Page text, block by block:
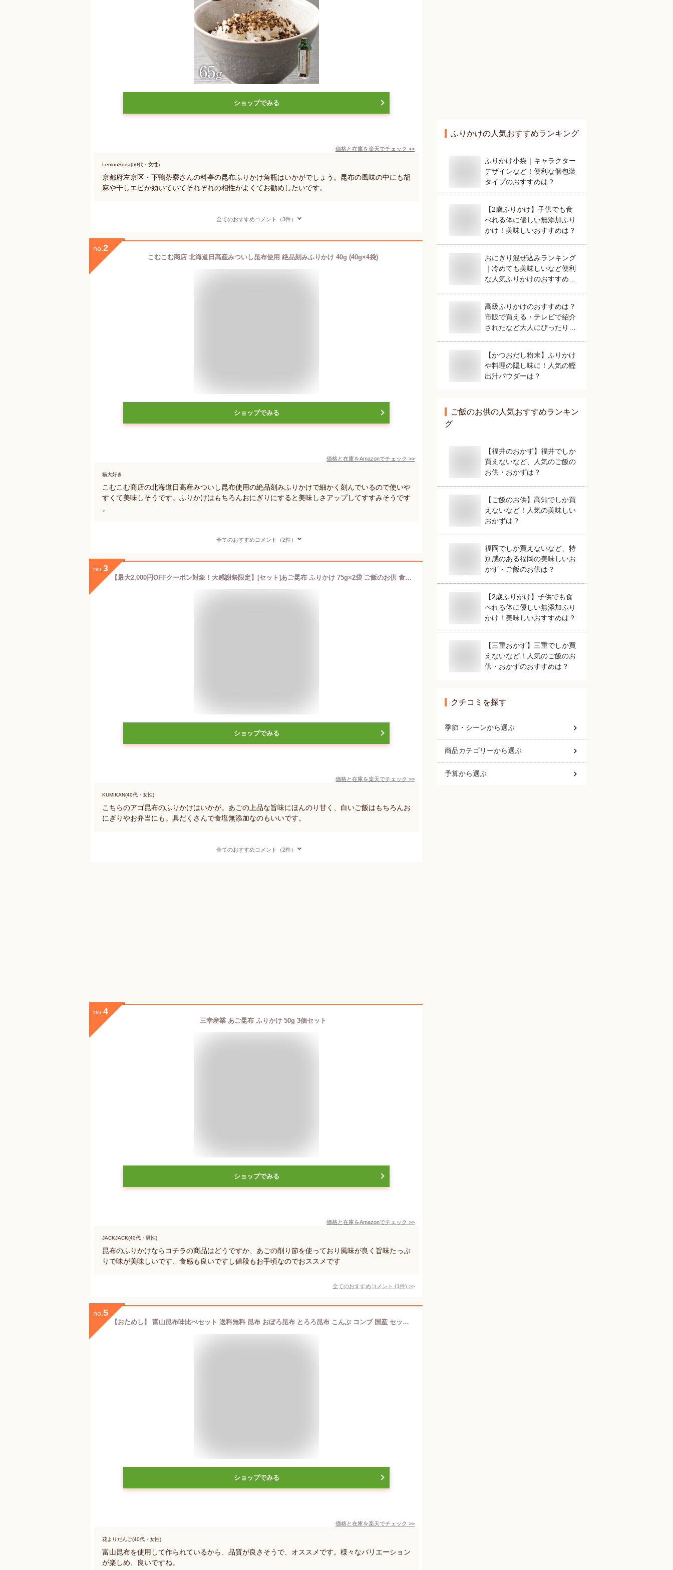
ショップでみる
価格と在庫を楽天でチェック >>
LemonSoda(50代・女性)
京都府左京区・下鴨茶寮さんの料亭の昆布ふりかけ角瓶はいかがでしょう。昆布の風味の中にも胡
麻や干しエビが効いていてそれぞれの相性がよくてお勧めしたいです。
全てのおすすめコメント（3件）
no. 2
こむこむ商店 北海道日高産みついし昆布使用 絶品刻みふりかけ 40g (40g×4袋)
ショップでみる
価格と在庫をAmazonでチェック >>
猫大好き
こむこむ商店の北海道日高産みついし昆布使用の絶品刻みふりかけで細かく刻んでいるので使いや
すくて美味しそうです。ふりかけはもちろんおにぎりにすると美味しさアップしてすすみそうです
。
全てのおすすめコメント（2件）
no. 3
【最大2,000円OFFクーポン対象！大感謝祭限定】[セット]あご昆布 ふりかけ 75g×2袋 ご飯のお供 食塩無添加【家計応援セール】
ショップでみる
価格と在庫を楽天でチェック >>
KUMIKAN(40代・女性)
こちらのアゴ昆布のふりかけはいかが。あごの上品な旨味にほんのり甘く、白いご飯はもちろんお
にぎりやお弁当にも。具だくさんで食塩無添加なのもいいです。
全てのおすすめコメント（2件）
no. 4
三幸産業 あご昆布 ふりかけ 50g 3個セット
ショップでみる
価格と在庫をAmazonでチェック >>
JACKJACK(40代・男性)
昆布のふりかけならコチラの商品はどうですか、あごの削り節を使っており風味が良く旨味たっぷ
りで味が美味しいです、食感も良いですし値段もお手頃なのでおススメです
全てのおすすめコメント (1件) >
no. 5
【おためし】 富山昆布味比べセット 送料無料 昆布 おぼろ昆布 とろろ昆布 こんぶ コンブ 国産 セット おつまみ 珍味 おやつ ダイエット 健康 だし昆布 黒とろろ 白とろろ ソフト昆布 しそおにふり 昆布ふりかけ たら昆布 おしゃぶり昆布 梅おやつ すこんぶ 納豆昆布 dskomb
ショップでみる
価格と在庫を楽天でチェック >>
花よりだんご(40代・女性)
富山昆布を使用して作られているから、品質が良さそうで、オススメです。様々なバリエーション
が楽しめ、良いですね。
ふりかけの人気おすすめランキング
ふりかけ小袋｜キャラクター
デザインなど！便利な個包装
タイプのおすすめは？
【2歳ふりかけ】子供でも食
べれる体に優しい無添加ふり
かけ！美味しいおすすめは？
おにぎり混ぜ込みランキング
｜冷めても美味しいなど便利
な人気ふりかけのおすすめ
高級ふりかけのおすすめは？
市販で買える・テレビで紹介
されたなど大人にぴったりな
【かつおだし粉末】ふりかけ
や料理の隠し味に！人気の鰹
出汁パウダーは？
ご飯のお供の人気おすすめランキン
グ
【福井のおかず】福井でしか
買えないなど、人気のご飯の
お供・おかずは？
【ご飯のお供】高知でしか買
えないなど！人気の美味しい
おかずは？
福岡でしか買えないなど、特
別感のある福岡の美味しいお
かず・ご飯のお供は？
【2歳ふりかけ】子供でも食
べれる体に優しい無添加ふり
かけ！美味しいおすすめは？
【三重おかず】三重でしか買
えないなど！人気のご飯のお
供・おかずのおすすめは？
クチコミを探す
季節・シーンから選ぶ
商品カテゴリーから選ぶ
予算から選ぶ